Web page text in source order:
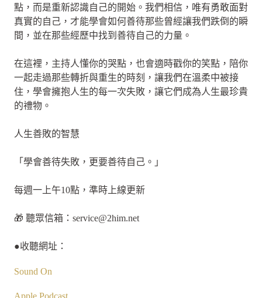
點，而是重新認識自己的開始。我們相信，唯有勇敢面對
真實的自己，才能學會如何善待那些曾經讓我們跌倒的瞬
間，並在那些經歷中找到善待自己的力量。
在這裡，主持人懂你的哭點，也會適時戳你的笑點，陪你
一起走過那些轉折與重生的時刻，讓我們在溫柔中被接
住，學會擁抱人生的每一次失敗，讓它們成為人生最珍貴
的禮物。
人生善敗的智慧
「學會善待失敗，更要善待自己。」
每週一上午10點，準時上線更新
🎁 聽眾信箱： service@2him.net
●收聽網址：
Sound On
Apple Podcast